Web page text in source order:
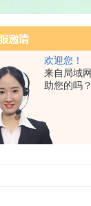
欢迎您！
来自局域
助您的吗？
内毒素恒温检测仪，PRP凝胶加热机孵育制备器，脂肪注